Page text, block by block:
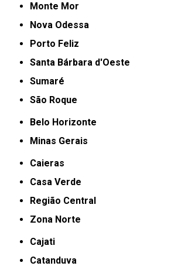
Monte Mor
Nova Odessa
Porto Feliz
Santa Bárbara d'Oeste
Sumaré
São Roque
Belo Horizonte
Minas Gerais
Caieras
Casa Verde
Região Central
Zona Norte
Cajati
Catanduva